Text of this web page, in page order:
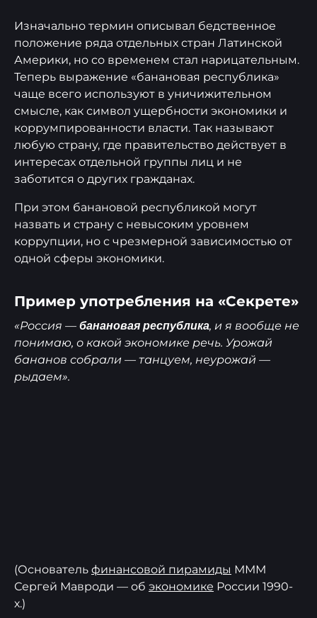
Изначально термин описывал бедственное
положение ряда отдельных стран Латинской
Америки, но со временем стал нарицательным.
Теперь выражение «банановая республика»
чаще всего используют в уничижительном
смысле, как символ ущербности экономики и
коррумпированности власти. Так называют
любую страну, где правительство действует в
интересах отдельной группы лиц и не
заботится о других гражданах.
При этом банановой республикой могут
назвать и страну с невысоким уровнем
коррупции, но с чрезмерной зависимостью от
одной сферы экономики.
Пример употребления на «Секрете»
«Россия — банановая республика, и я вообще не
понимаю, о какой экономике речь. Урожай
бананов собрали — танцуем, неурожай —
рыдаем».
(Основатель финансовой пирамиды МММ
Сергей Мавроди — об экономике России 1990-
х.)